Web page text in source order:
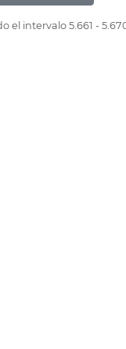
el intervalo 5.661 -